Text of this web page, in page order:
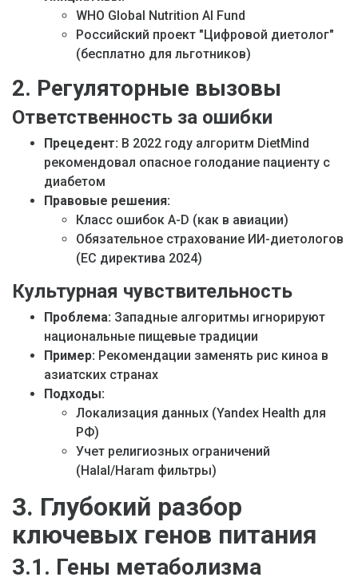
WHO Global Nutrition AI Fund
Российский проект "Цифровой диетолог"
(бесплатно для льготников)
2. Регуляторные вызовы
Ответственность за ошибки
Прецедент: В 2022 году алгоритм DietMind
рекомендовал опасное голодание пациенту с
диабетом
Правовые решения:
Класс ошибок A-D (как в авиации)
Обязательное страхование ИИ-диетологов
(ЕС директива 2024)
Культурная чувствительность
Проблема: Западные алгоритмы игнорируют
национальные пищевые традиции
Пример: Рекомендации заменять рис киноа в
азиатских странах
Подходы:
Локализация данных (Yandex Health для
РФ)
Учет религиозных ограничений
(Halal/Haram фильтры)
3. Глубокий разбор
ключевых генов питания
3.1. Гены метаболизма